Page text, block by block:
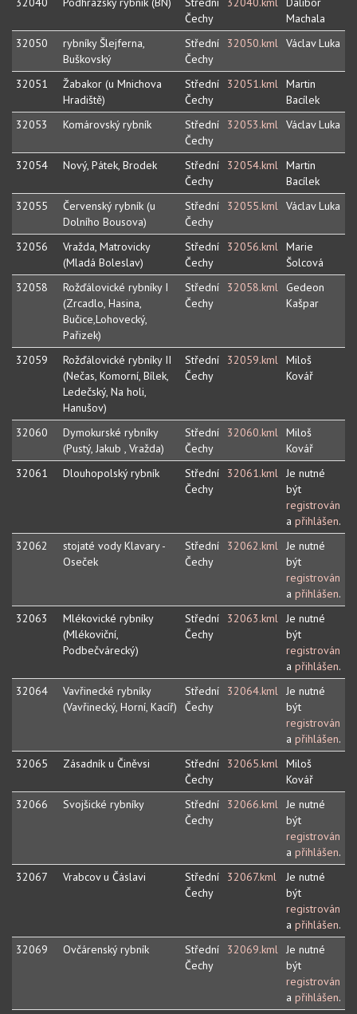
Čechy
Machala
32050
rybníky Šlejferna,
Buškovský
Střední
Čechy
32050.kml Václav Luka
32051
Žabakor (u Mnichova
Hradiště)
Střední
Čechy
32051.kml Martin
Bacílek
32053
Komárovský rybník
Střední
Čechy
32053.kml Václav Luka
32054 Nový, Pátek, Brodek
Střední
Čechy
32054.kml Martin
Bacílek
32055
Červenský rybník (u
Dolního Bousova)
Střední
Čechy
32055.kml Václav Luka
32056
Vražda, Matrovicky
(Mladá Boleslav)
Střední
Čechy
32056.kml Marie
Šolcová
32058
Rožďálovické rybníky I
(Zrcadlo, Hasina,
Bučice,Lohovecký,
Pařizek)
Střední
Čechy
32058.kml
Gedeon
Kašpar
32059
Rožďálovické rybníky II
(Nečas, Komorní, Bílek,
Ledečský, Na holi,
Hanušov)
Střední
Čechy
32059.kml Miloš
Kovář
32060
Dymokurské rybníky
(Pustý, Jakub , Vražda)
Střední
Čechy
32060.kml Miloš
Kovář
32061
Dlouhopolský rybník
Střední
Čechy
32061.kml Je nutné
být
registrován
a přihlášen.
32062
stojaté vody Klavary -
Oseček
Střední
Čechy
32062.kml Je nutné
být
registrován
a přihlášen.
32063
Mlékovické rybníky
(Mlékoviční,
Podbečvárecký)
Střední
Čechy
32063.kml Je nutné
být
registrován
a přihlášen.
32064
Vavřinecké rybníky
(Vavřinecký, Horní, Kacíř)
Střední
Čechy
32064.kml Je nutné
být
registrován
a přihlášen.
32065
Zásadník u Činěvsi
Střední
Čechy
32065.kml Miloš
Kovář
32066
Svojšické rybníky
Střední
Čechy
32066.kml Je nutné
být
registrován
a přihlášen.
32067
Vrabcov u Čáslavi
Střední
Čechy
32067.kml
Je nutné
být
registrován
a přihlášen.
32069
Ovčárenský rybník
Střední
Čechy
32069.kml Je nutné
být
registrován
a přihlášen.